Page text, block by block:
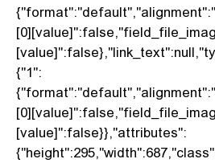
{"1":
[value]":false}},"attributes":